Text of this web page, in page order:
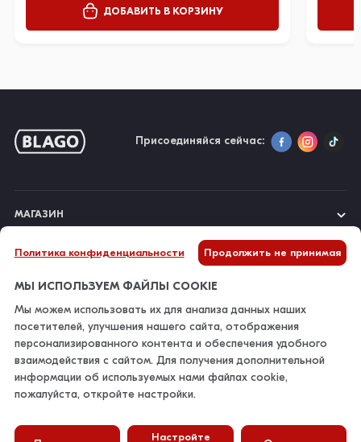
ДОБАВИТЬ В КОРЗИНУ
Присоединяйся сейчас:
МАГАЗИН
ИНФОРМАЦИЯ
КОНТАКТЫ
Политика конфиденциальности Продолжить не принимая
МЫ ИСПОЛЬЗУЕМ ФАЙЛЫ COOKIE
Мы можем использовать их для анализа данных наших
посетителей, улучшения нашего сайта, отображения
персонализированного контента и обеспечения удобного
взаимодействия с сайтом. Для получения дополнительной
информации об используемых нами файлах cookie,
пожалуйста, откройте настройки.
Настройте